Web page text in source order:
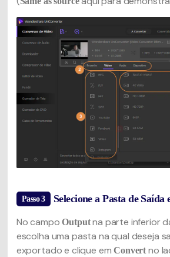
Passo 3 Selecione a Pasta de Saída
No campoOutputna parte inferior
escolha uma pasta na qual deseja
exportado e clique emConvert no